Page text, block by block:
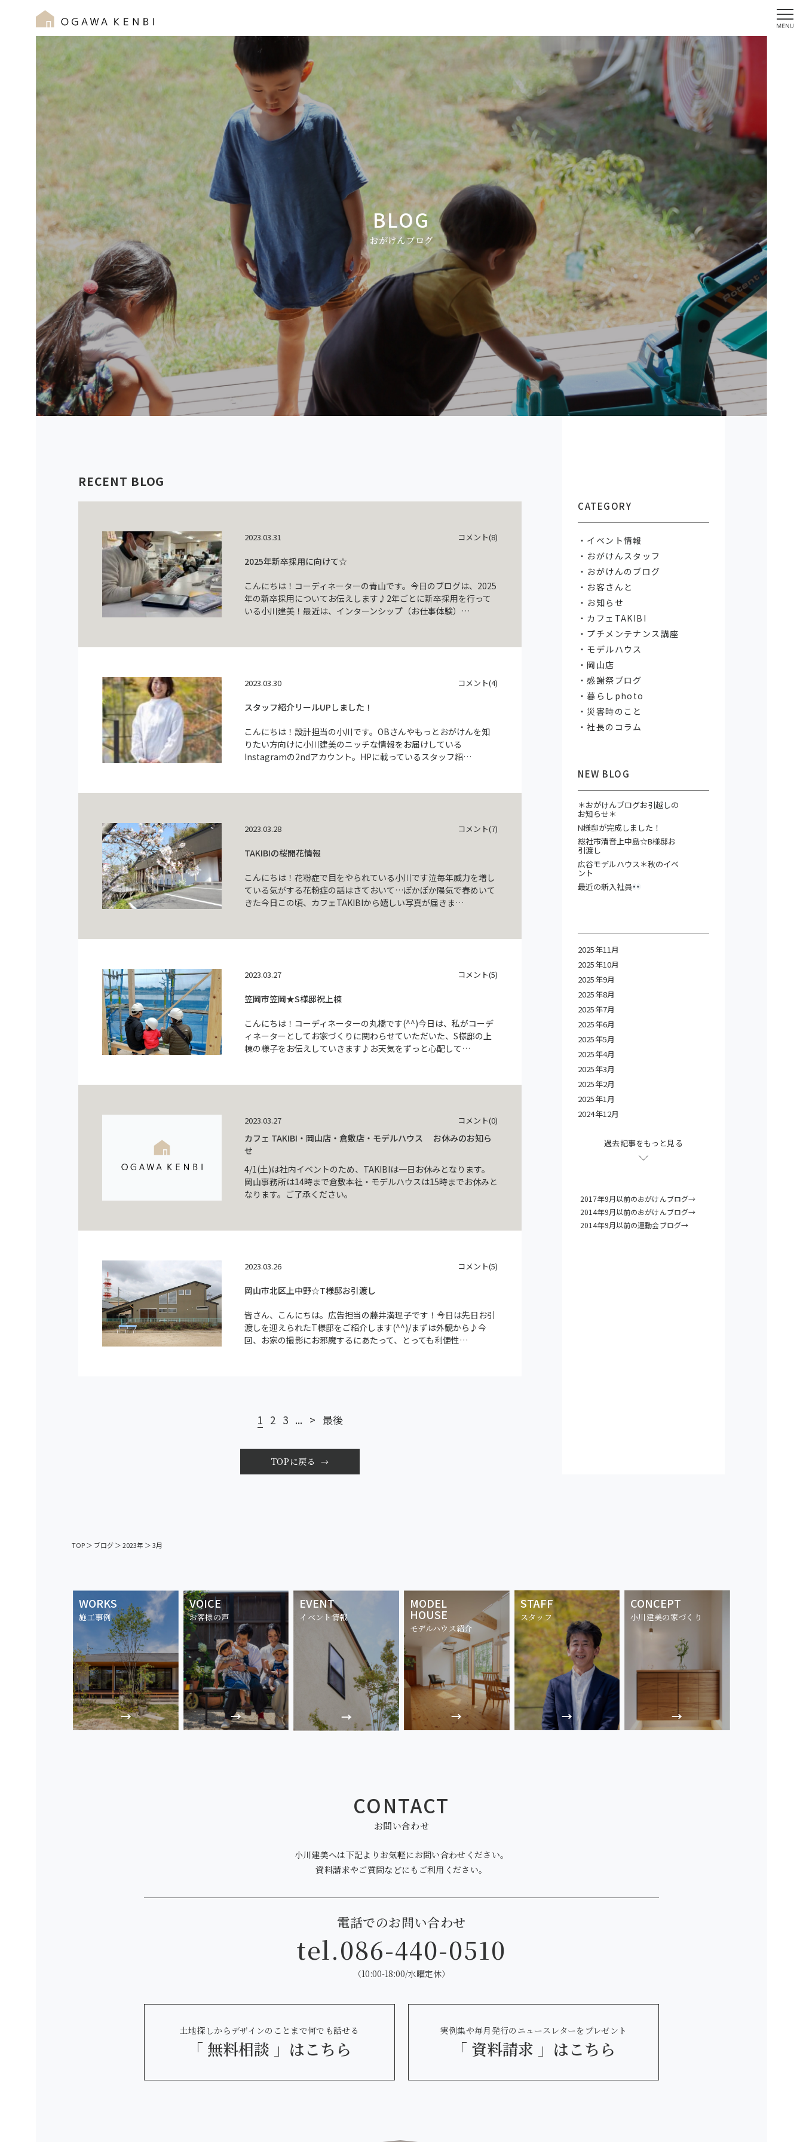
BLOG
おがけんブログ
RECENT BLOG
2023.03.31 コメント(8)
2025年新卒採用に向けて☆
こんにちは！コーディネーターの青山です。今日のブログは、2025
年の新卒採用についてお伝えします♪2年ごとに新卒採用を行って
いる小川建美！最近は、インターンシップ（お仕事体験）…
2023.03.30 コメント(4)
スタッフ紹介リールUPしました！
こんにちは！設計担当の小川です。OBさんやもっとおがけんを知
りたい方向けに小川建美のニッチな情報をお届けしている
Instagramの2ndアカウント。HPに載っているスタッフ紹…
2023.03.28 コメント(7)
TAKIBIの桜開花情報
こんにちは！花粉症で目をやられている小川です泣毎年威力を増し
ている気がする花粉症の話はさておいて…ぽかぽか陽気で春めいて
きた今日この頃、カフェTAKIBIから嬉しい写真が届きま…
2023.03.27 コメント(5)
笠岡市笠岡★S様邸祝上棟
こんにちは！コーディネーターの丸橋です(^^)今日は、私がコーデ
ィネーターとしてお家づくりに関わらせていただいた、S様邸の上
棟の様子をお伝えしていきます♪お天気をずっと心配して…
2023.03.27 コメント(0)
カフェ TAKIBI・岡山店・倉敷店・モデルハウス お休みのお知ら
せ
4/1(土)は社内イベントのため、TAKIBIは一日お休みとなります。
岡山事務所は14時まで倉敷本社・モデルハウスは15時までお休みと
なります。ご了承ください。
2023.03.26 コメント(5)
岡山市北区上中野☆T様邸お引渡し
皆さん、こんにちは。広告担当の藤井満理子です！今日は先日お引
渡しを迎えられたT様邸をご紹介します(^^)/まずは外観から♪今
回、お家の撮影にお邪魔するにあたって、とっても利便性…
1 2 3 ... > 最後
TOPに戻る
CATEGORY
イベント情報
おがけんスタッフ
おがけんのブログ
お客さんと
お知らせ
カフェTAKIBI
プチメンテナンス講座
モデルハウス
岡山店
感謝祭ブログ
暮らしphoto
災害時のこと
社長のコラム
NEW BLOG
＊おがけんブログお引越しの
お知らせ＊
N様邸が完成しました！
総社市清音上中島☆B様邸お
引渡し
広谷モデルハウス＊秋のイベ
ント
最近の新入社員
2025年11月
2025年10月
2025年9月
2025年8月
2025年7月
2025年6月
2025年5月
2025年4月
2025年3月
2025年2月
2025年1月
2024年12月
過去記事をもっと見る
2017年9月以前のおがけんブログ→
2014年9月以前のおがけんブログ→
2014年9月以前の運動会ブログ→
TOP＞ ブログ＞2023年 ＞3月
WORKS
施工事例
VOICE
お客様の声
EVENT
イベント情報
MODEL
HOUSE
モデルハウス紹介
STAFF
スタッフ
CONCEPT
小川建美の家づくり
CONTACT
お問い合わせ
小川建美へは下記より お気軽にお問い合わせください。
資料請求やご質問などにも ご利用ください。
電話でのお問い合わせ
tel.086-440-0510
（10:00-18:00/水曜定休）
土地探しからデザインのことまで何でも話せる
「 無料相談 」 はこちら
実例集や毎月発行のニュースレターをプレゼント
「 資料請求 」 はこちら